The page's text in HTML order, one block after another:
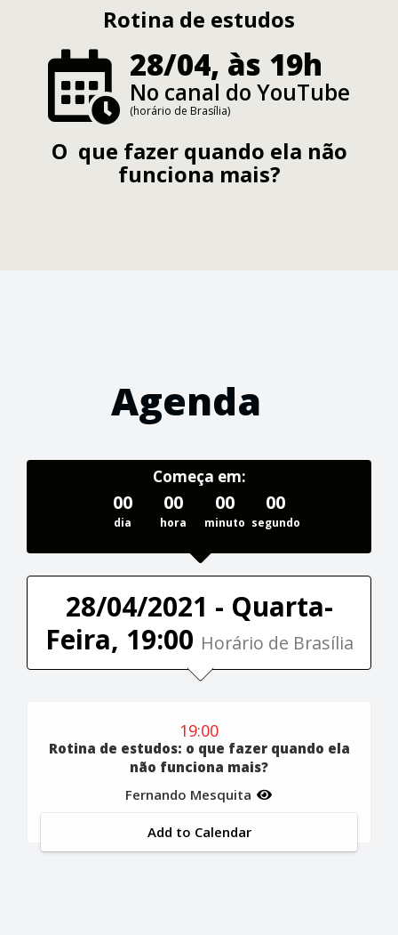
Rotina de estudos
28/04, às 19h
No canal do YouTube
(horário de Brasília)
O que fazer quando ela não
funciona mais?
Agenda
Começa em:
00
dia
00
hora
00
minuto
00
segundo
28/04/2021 - Quarta-
Feira, 19:00 Horário de Brasília
19:00
Rotina de estudos: o que fazer quando ela
não funciona mais?
Fernando Mesquita
Add to Calendar